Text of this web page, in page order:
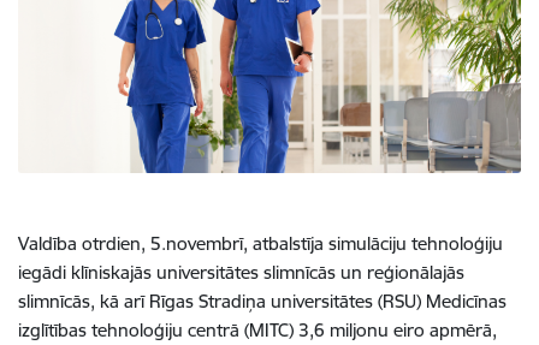
Valdība otrdien, 5.novembrī, atbalstīja simulāciju tehnoloģiju
iegādi klīniskajās universitātes slimnīcās un reģionālajās
slimnīcās, kā arī Rīgas Stradiņa universitātes (RSU) Medicīnas
izglītības tehnoloģiju centrā (MITC) 3,6 miljonu eiro apmērā,